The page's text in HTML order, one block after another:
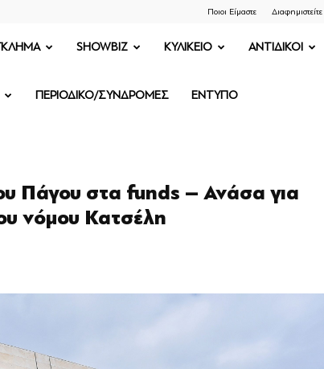
Ποιοι Είμαστε
SHOWBIZ ΚΥΛΙΚΕΙΟ ΑΝΤΙΔΙΚΟΙ
ΠΕΡΙΟΔΙΚΟ/ΣΥΝΔΡΟΜΕΣ ΕΝΤΥΠΟ
Πάγου στα funds – Ανάσα για
νόμου Κατσέλη